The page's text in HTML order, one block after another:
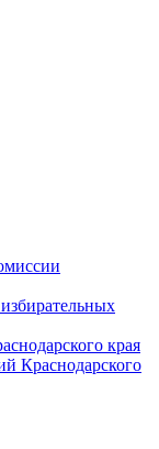
края
Краснодарского